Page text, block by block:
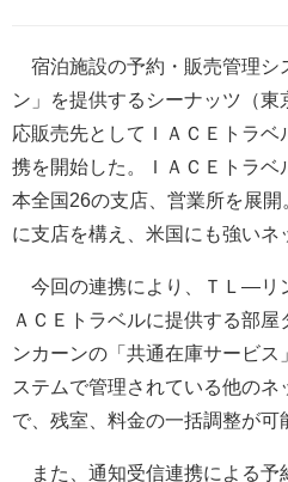
宿泊施設の予約・販売管理シ
ン」を提供するシーナッツ（
応販売先としてＩＡＣＥトラ
携を開始した。ＩＡＣＥトラベ
本全国26の支店、営業所を展
に支店を構え、米国にも強いネ
今回の連携により、ＴＬ―リ
ＡＣＥトラベルに提供する部
ンカーンの「共通在庫サービ
ステムで管理されている他のネ
で、残室、料金の一括調整が可
また、通知受信連携による予